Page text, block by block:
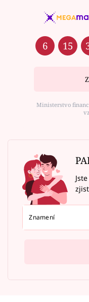
6 15
Ministerstvo